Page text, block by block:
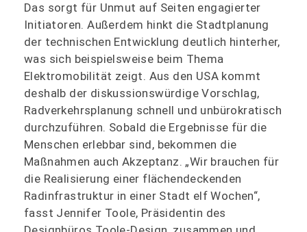
Das sorgt für Unmut auf Seiten engagierter
Initiatoren. Außerdem hinkt die Stadtplanung
der technischen Entwicklung deutlich hinterher,
was sich beispielsweise beim Thema
Elektromobilität zeigt. Aus den USA kommt
deshalb der diskussionswürdige Vorschlag,
Radverkehrsplanung schnell und unbürokratisch
durchzuführen. Sobald die Ergebnisse für die
Menschen erlebbar sind, bekommen die
Maßnahmen auch Akzeptanz. „Wir brauchen für
die Realisierung einer flächendeckenden
Radinfrastruktur in einer Stadt elf Wochen“,
fasst Jennifer Toole, Präsidentin des